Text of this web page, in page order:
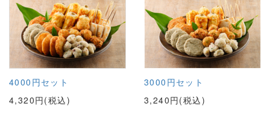
4000円セット
4,320円(税込)
3000円セット
3,240円(税込)